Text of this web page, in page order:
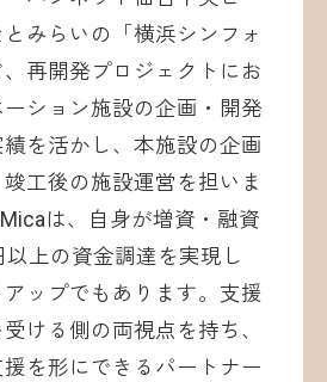
みらいの「横浜シンフォ
再開発プロジェクトにお
ション施設の企画・開発
を活かし、本施設の企画
工後の施設運営を担いま
は、自身が増資・融資
上の資金調達を実現し
ップでもあります。支援
ける側の両視点を持ち、
を形にできるパートナー